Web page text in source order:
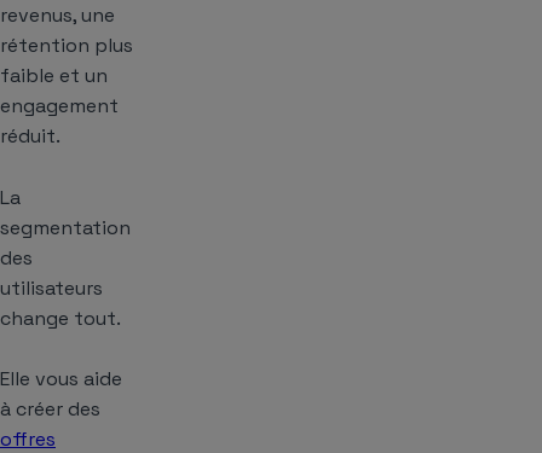
revenus, une
rétention plus
faible et un
engagement
réduit.
La
segmentation
des
utilisateurs
change tout.
Elle vous aide
à créer des
offres